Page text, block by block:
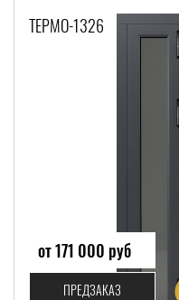
ТЕРМО-1326
от 171 000 руб
ПРЕДЗАКАЗ